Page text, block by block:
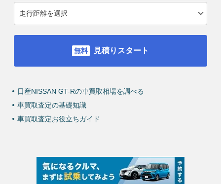
見積りスタート
日産NISSAN GT-Rの車買取相場を調べる
車買取査定の基礎知識
車買取査定お役立ちガイド